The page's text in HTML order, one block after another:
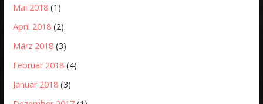
Mai 2018 (1)
April 2018 (2)
März 2018 (3)
Februar 2018 (4)
Januar 2018 (3)